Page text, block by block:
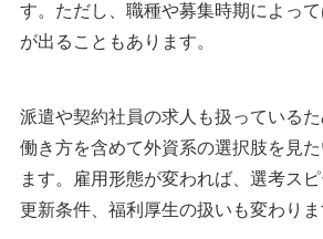
す。ただし、職種や募集時期によっ
が出ることもあります。
派遣や契約社員の求人も扱っている
働き方を含めて外資系の選択肢を見
ます。雇用形態が変われば、選考スピ
更新条件、福利厚生の扱いも変わりま